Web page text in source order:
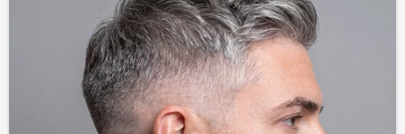
Conditions d'utilisation
Saint-Bruno
1071, boulevard Saint-Bruno